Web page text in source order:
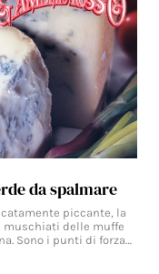
da spalmare
piccante, la
muschiati delle muffe
Sono i punti di forza…